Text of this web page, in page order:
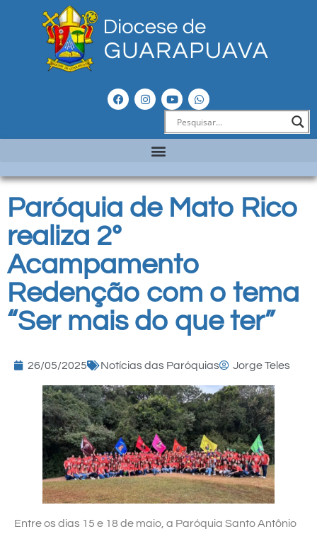
Paróquia de Mato Rico
realiza 2º
Acampamento
Redenção com o tema
“Ser mais do que ter”
26/05/2025 Notícias das Paróquias Jorge Teles
Entre os dias 15 e 18 de maio, a Paróquia Santo Antônio